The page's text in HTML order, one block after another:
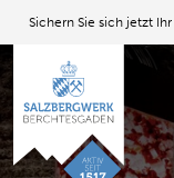
Sichern Sie sich jetzt Ihr